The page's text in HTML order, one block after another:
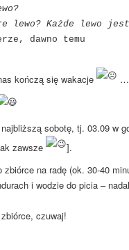
lewo? Każde lewo
dawno temu
kończą się wakacje
…
sobotę, tj. 03.09 w
zawsze
].
zbiórce na radę (ok. 30-40
i wodzie do picia –
czuwaj!